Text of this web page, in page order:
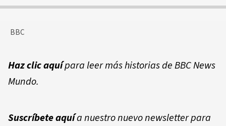
BBC
Haz clic aquípara leer más historias de BBC News
Mundo.
Suscríbete aquía nuestro nuevo newsletter para